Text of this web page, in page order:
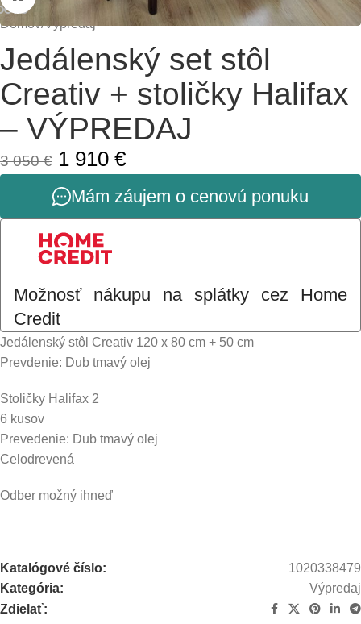
Domov/Výpredaj
Jedálenský set stôl
Creativ + stoličky Halifax
– VÝPREDAJ
3 050€ 1 910 €
Mám záujem o cenovú ponuku
Možnosť nákupu na splátky cez Home
Credit
Jedálenský stôl Creativ 120 x 80 cm + 50 cm
Prevdenie: Dub tmavý olej
Stoličky Halifax 2
6 kusov
Prevedenie: Dub tmavý olej
Celodrevená
Odber možný ihneď
Katalógové číslo:
1020338479
Kategória:
Výpredaj
Zdielať: